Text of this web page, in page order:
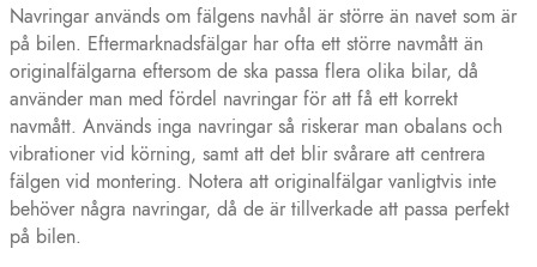
Navringar används om fälgens navhål är större än navet som är
på bilen. Eftermarknadsfälgar har ofta ett större navmått än
originalfälgarna eftersom de ska passa flera olika bilar, då
använder man med fördel navringar för att få ett korrekt
navmått. Används inga navringar så riskerar man obalans och
vibrationer vid körning, samt att det blir svårare att centrera
fälgen vid montering. Notera att originalfälgar vanligtvis inte
behöver några navringar, då de är tillverkade att passa perfekt
på bilen.